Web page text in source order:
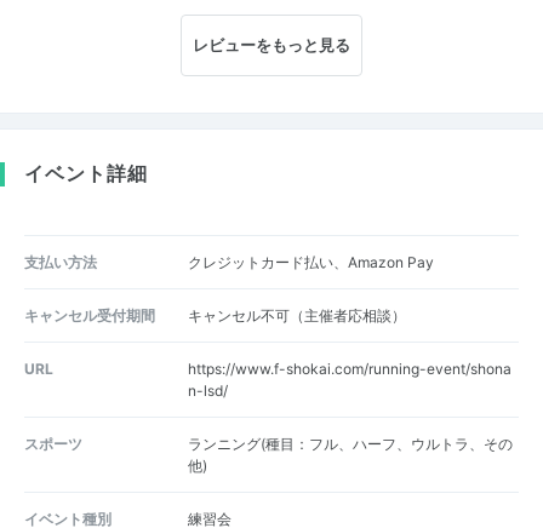
レビューをもっと見る
イベント詳細
支払い方法 クレジットカード払い、Amazon Pay
キャンセル受付期間 キャンセル不可（主催者応相談）
URL
https://www.f-shokai.com/running-event/shona
n-lsd/
スポーツ
ランニング(種目：フル、ハーフ、ウルトラ、その
他)
イベント種別 練習会